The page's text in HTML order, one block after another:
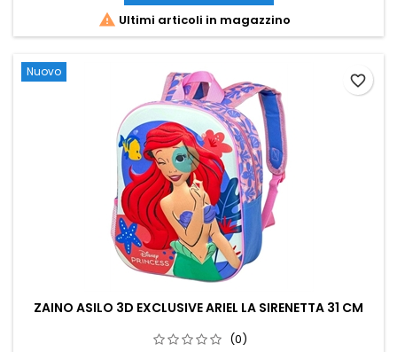
 Ultimi articoli in magazzino
Nuovo
ZAINO ASILO 3D EXCLUSIVE ARIEL LA SIRENETTA 31 CM
(0)
favorite_border